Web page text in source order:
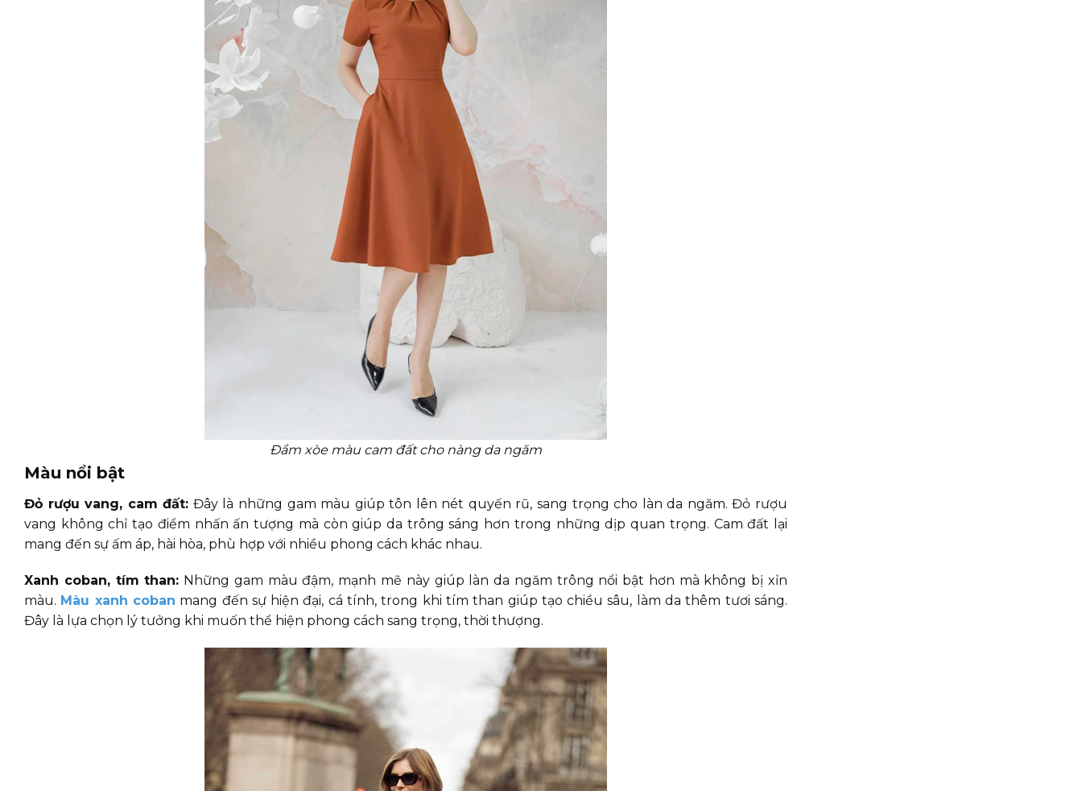
Đầm xòe màu cam đất cho nàng da ngăm
Màu nổi bật
Đỏ rượu vang, cam đất: Đây là những gam màu giúp tôn lên nét quyến rũ, sang trọng cho làn da ngăm. Đỏ rượu
vang không chỉ tạo điểm nhấn ấn tượng mà còn giúp da trông sáng hơn trong những dịp quan trọng. Cam đất lại
mang đến sự ấm áp, hài hòa, phù hợp với nhiều phong cách khác nhau.
Xanh coban, tím than: Những gam màu đậm, mạnh mẽ này giúp làn da ngăm trông nổi bật hơn mà không bị xỉn
màu. Màu xanh coban mang đến sự hiện đại, cá tính, trong khi tím than giúp tạo chiều sâu, làm da thêm tươi sáng.
Đây là lựa chọn lý tưởng khi muốn thể hiện phong cách sang trọng, thời thượng.